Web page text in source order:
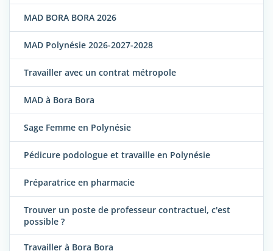
MAD BORA BORA 2026
MAD Polynésie 2026-2027-2028
Travailler avec un contrat métropole
MAD à Bora Bora
Sage Femme en Polynésie
Pédicure podologue et travaille en Polynésie
Préparatrice en pharmacie
Trouver un poste de professeur contractuel, c'est
possible ?
Travailler à Bora Bora